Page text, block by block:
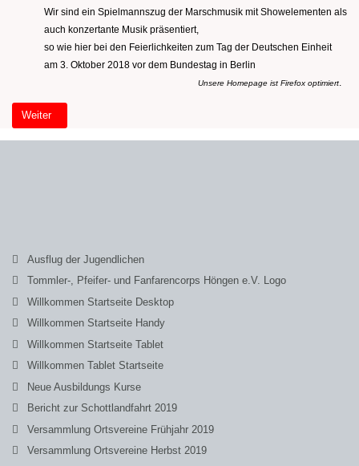
Wir sind ein Spielmannszug der Marschmusik mit Showelementen als
auch konzertante Musik präsentiert,
so wie hier bei den Feierlichkeiten zum Tag der Deutschen Einheit
am 3. Oktober 2018 vor dem Bundestag in Berlin
Unsere Homepage ist Firefox optimiert
Nächster Beitrag: Willkommen Startseite (2)
Weiter
Ausflug der Jugendlichen
Tommler-, Pfeifer- und Fanfarencorps Höngen e.V. Logo
Willkommen Startseite Desktop
Willkommen Startseite Handy
Willkommen Startseite Tablet
Willkommen Tablet Startseite
Neue Ausbildungs Kurse
Bericht zur Schottlandfahrt 2019
Versammlung Ortsvereine Frühjahr 2019
Versammlung Ortsvereine Herbst 2019